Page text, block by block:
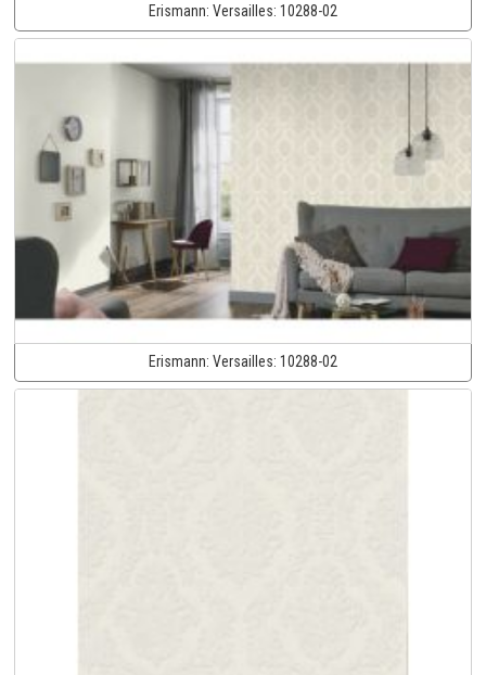
Erismann: Versailles: 10288-02
Erismann: Versailles: 10288-02